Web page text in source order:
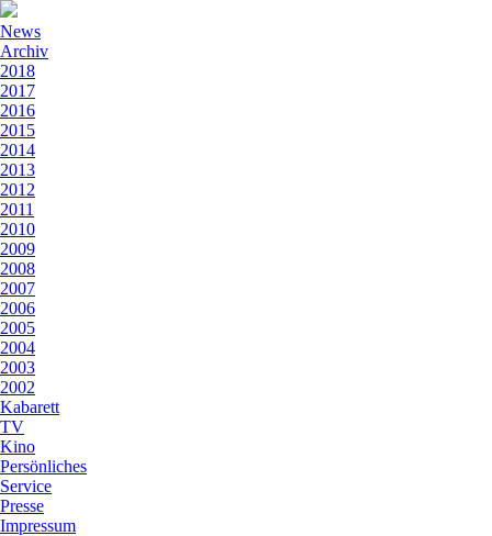
News
Archiv
2018
2017
2016
2015
2014
2013
2012
2011
2010
2009
2008
2007
2006
2005
2004
2003
2002
Kabarett
TV
Kino
Persönliches
Service
Presse
Impressum